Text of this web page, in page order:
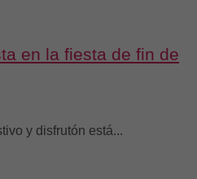
en la fiesta de fin de
y disfrutón está...